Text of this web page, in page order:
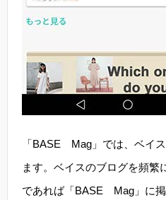
「BASE Mag」では、ベイ
ます。ベイスのブログを頻繁
であれば「BASE Mag」に